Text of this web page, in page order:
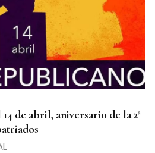
de abril, aniversario de la 2ª